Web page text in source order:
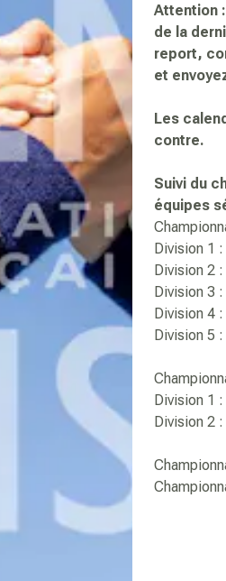
Attention
de la
report,
et
Les
contre.
Suivi du
équipes
Division 1
Division 2 :
Division 3
Division 4
Division 5
Division 1
Division 2